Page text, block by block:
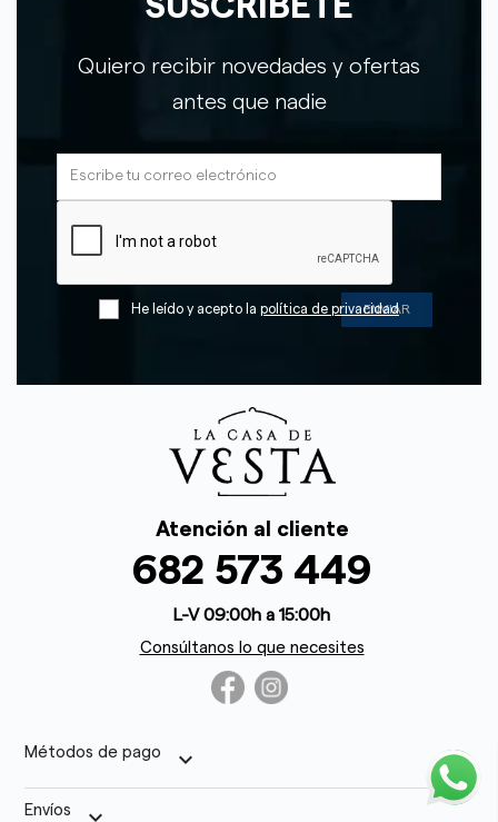
Quiero recibir novedades y ofertas
antes que nadie
He leído y acepto la política de privacidad
Atención al cliente
682 573 449
L-V 09:00h a 15:00h
Consúltanos lo que necesites
Métodos de pago keyboard_arrow_down
Envíos